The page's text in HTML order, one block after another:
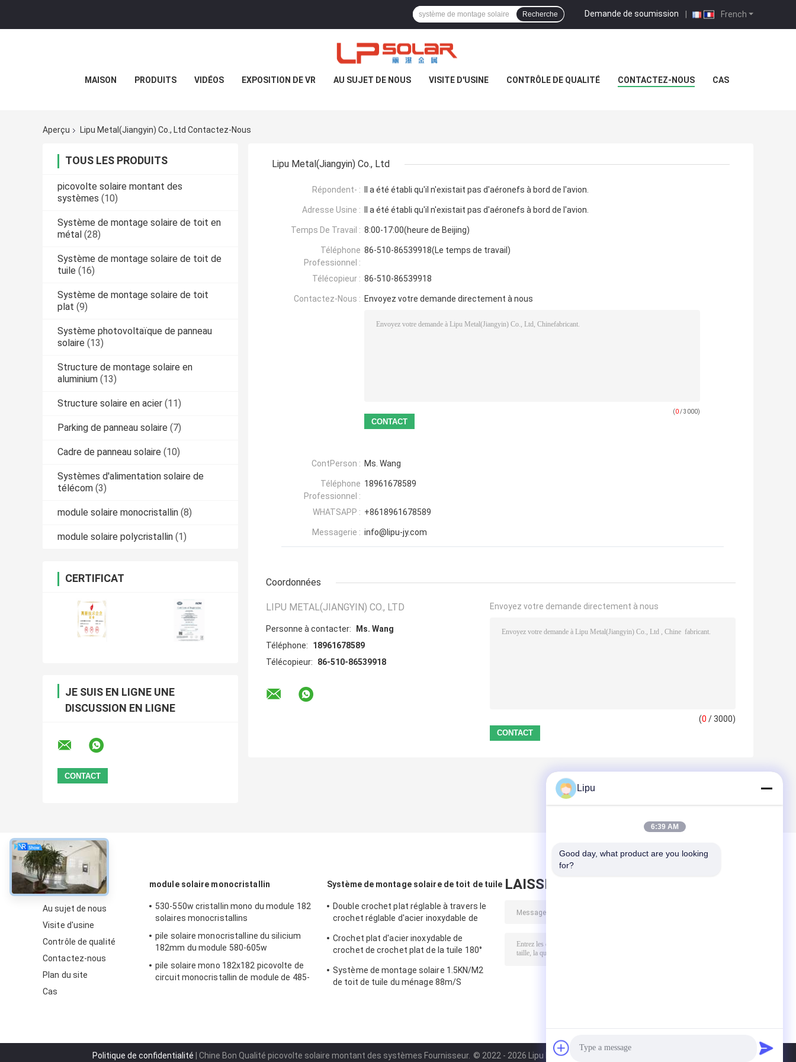
French
Demande de soumission |
Recherche
MAISON PRODUITS VIDÉOS EXPOSITION DE VR AU SUJET DE NOUS VISITE D'USINE CONTRÔLE DE QUALITÉ CONTACTEZ-NOUS CAS
Aperçu Lipu Metal(Jiangyin) Co., Ltd Contactez-Nous
TOUS LES PRODUITS
picovolte solaire montant des
systèmes (10)
Système de montage solaire de toit en
métal (28)
Système de montage solaire de toit de
tuile (16)
Système de montage solaire de toit
plat (9)
Système photovoltaïque de panneau
solaire (13)
Structure de montage solaire en
aluminium (13)
Structure solaire en acier (11)
Parking de panneau solaire (7)
Cadre de panneau solaire (10)
Systèmes d'alimentation solaire de
télécom (3)
module solaire monocristallin (8)
module solaire polycristallin (1)
CERTIFICAT
JE SUIS EN LIGNE UNE
DISCUSSION EN LIGNE
Lipu Metal(Jiangyin) Co., Ltd
Répondent- : Il a été établi qu'il n'existait pas d'aéronefs à bord de l'avion.
Adresse Usine : Il a été établi qu'il n'existait pas d'aéronefs à bord de l'avion.
Temps De Travail : 8:00-17:00(heure de Beijing)
Téléphone
Professionnel :
86-510-86539918(Le temps de travail)
Télécopieur : 86-510-86539918
Contactez-Nous : Envoyez votre demande directement à nous
(0/ 3000)
ContPerson : Ms. Wang
Téléphone
Professionnel :
18961678589
WHATSAPP : +8618961678589
Messagerie : info@lipu-jy.com
Coordonnées
LIPU METAL(JIANGYIN) CO., LTD
Personne à contacter:
Ms. Wang
Téléphone:
18961678589
Télécopieur:
86-510-86539918
Envoyez votre demande directement à nous
(0 / 3000)
À propos
Au sujet de nous
Visite d'usine
Contrôle de qualité
Contactez-nous
Plan du site
Cas
module solaire monocristallin
530-550w cristallin mono du module 182
solaires monocristallins
pile solaire monocristalline du silicium
182mm du module 580-605w
pile solaire mono 182x182 picovolte de
circuit monocristallin de module de 485-
Système de montage solaire de toit de tuile
Double crochet plat réglable à travers le
crochet réglable d'acier inoxydable de
Crochet plat d'acier inoxydable de
crochet de crochet plat de la tuile 180°
Système de montage solaire 1.5KN/M2
de toit de tuile du ménage 88m/S
LAISSEZ UN MESSAGE
Politique de confidentialité | Chine Bon Qualité picovolte solaire montant des systèmes Fournisseur. © 2022 - 2026 Lipu Metal(Jiangyin) Co., Ltd. All Rights Reserved.
Lipu
6:39 AM
Good day, what product are you looking
for?